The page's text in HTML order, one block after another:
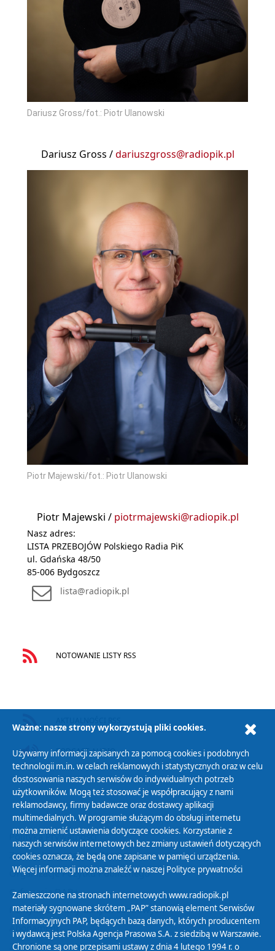
Dariusz Gross/fot.: Piotr Ulanowski
Dariusz Gross /dariuszgross@radiopik.pl
Piotr Majewski/fot.: Piotr Ulanowski
Piotr Majewski / piotrmajewski@radiopik.pl
Nasz adres:
LISTA PRZEBOJÓW Polskiego Radia PiK
ul. Gdańska 48/50
85-006 Bydgoszcz
lista@radiopik.pl
NOTOWANIE LISTY RSS
PODCAST AUDIO
Polityka Prywatności
Zasady korzystania z Serwisu
Organizacje Pożytku Publicznego
Cyfryzacja DAB+
Polityka ochrony danych osobowych
Abonament
Zamówienia publiczne
Ważne: nasze strony wykorzystują pliki cookies.
Używamy informacji zapisanych za pomocą cookies i podobnych
technologii m.in. w celach reklamowych i statystycznych oraz w celu
dostosowania naszych serwisów do indywidualnych potrzeb
użytkowników. Mogą też stosować je współpracujący z nami
reklamodawcy, firmy badawcze oraz dostawcy aplikacji
multimedialnych. W programie służącym do obsługi internetu
można zmienić ustawienia dotyczące cookies. Korzystanie z
naszych serwisów internetowych bez zmiany ustawień dotyczących
cookies oznacza, że będą one zapisane w pamięci urządzenia.
Więcej informacji można znaleźć w naszej Polityce prywatności
Zamieszczone na stronach internetowych www.radiopik.pl
materiały sygnowane skrótem „PAP” stanowią element Serwisów
Informacyjnych PAP, będących bazą danych, których producentem
i wydawcą jest Polska Agencja Prasowa S.A. z siedzibą w Warszawie.
Chronione są one przepisami ustawy z dnia 4 lutego 1994 r. o